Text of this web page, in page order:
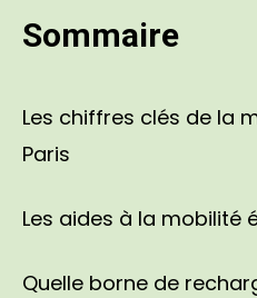
Sommaire
Les chiffres clés de la
Paris
Les aides à la mobilité
Quelle borne de